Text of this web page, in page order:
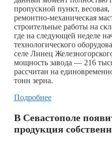
пропускной пункт,
ремонтно-механическая
строительные работы на
где на следующей неделе
технологического
селе Линец
мощность завода — 216
рассчитан на
тонн зерна.
Подробнее
В Севастополе
продукция